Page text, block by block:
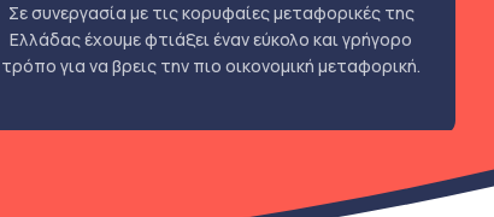
Σε συνεργασία με τις κορυφαίες μεταφορικές της
Ελλάδας έχουμε φτιάξει έναν εύκολο και γρήγορο
τρόπο για να βρεις την πιο οικονομική μεταφορική.